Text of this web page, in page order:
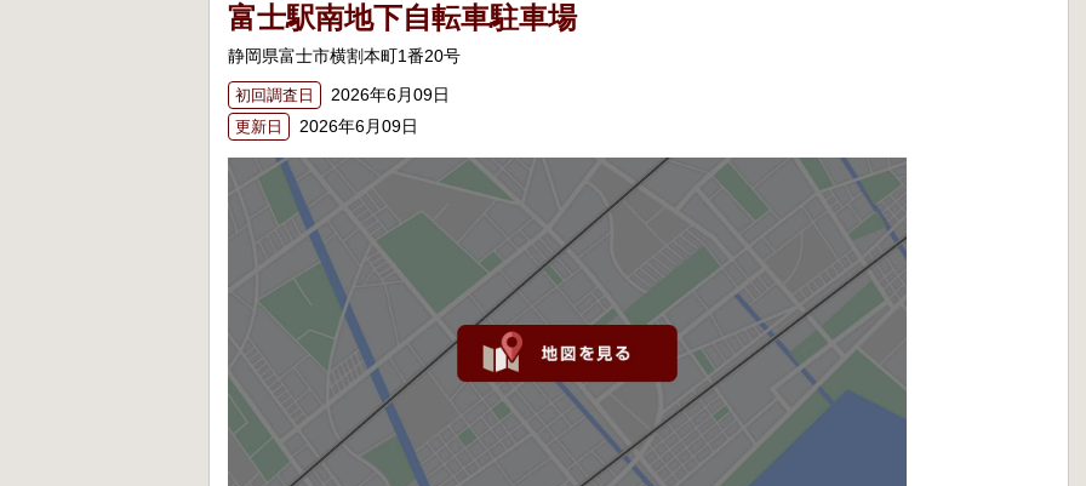
富士駅南地下自転車駐車場
静岡県富士市横割本町1番20号
初回調査日 2026年6月09日
更新日 2026年6月09日